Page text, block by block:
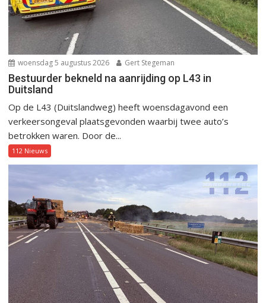
woensdag 5 augustus 2026 Gert Stegeman
Bestuurder bekneld na aanrijding op L43 in
Duitsland
Op de L43 (Duitslandweg) heeft woensdagavond een
verkeersongeval plaatsgevonden waarbij twee auto’s
betrokken waren. Door de...
112 Nieuws